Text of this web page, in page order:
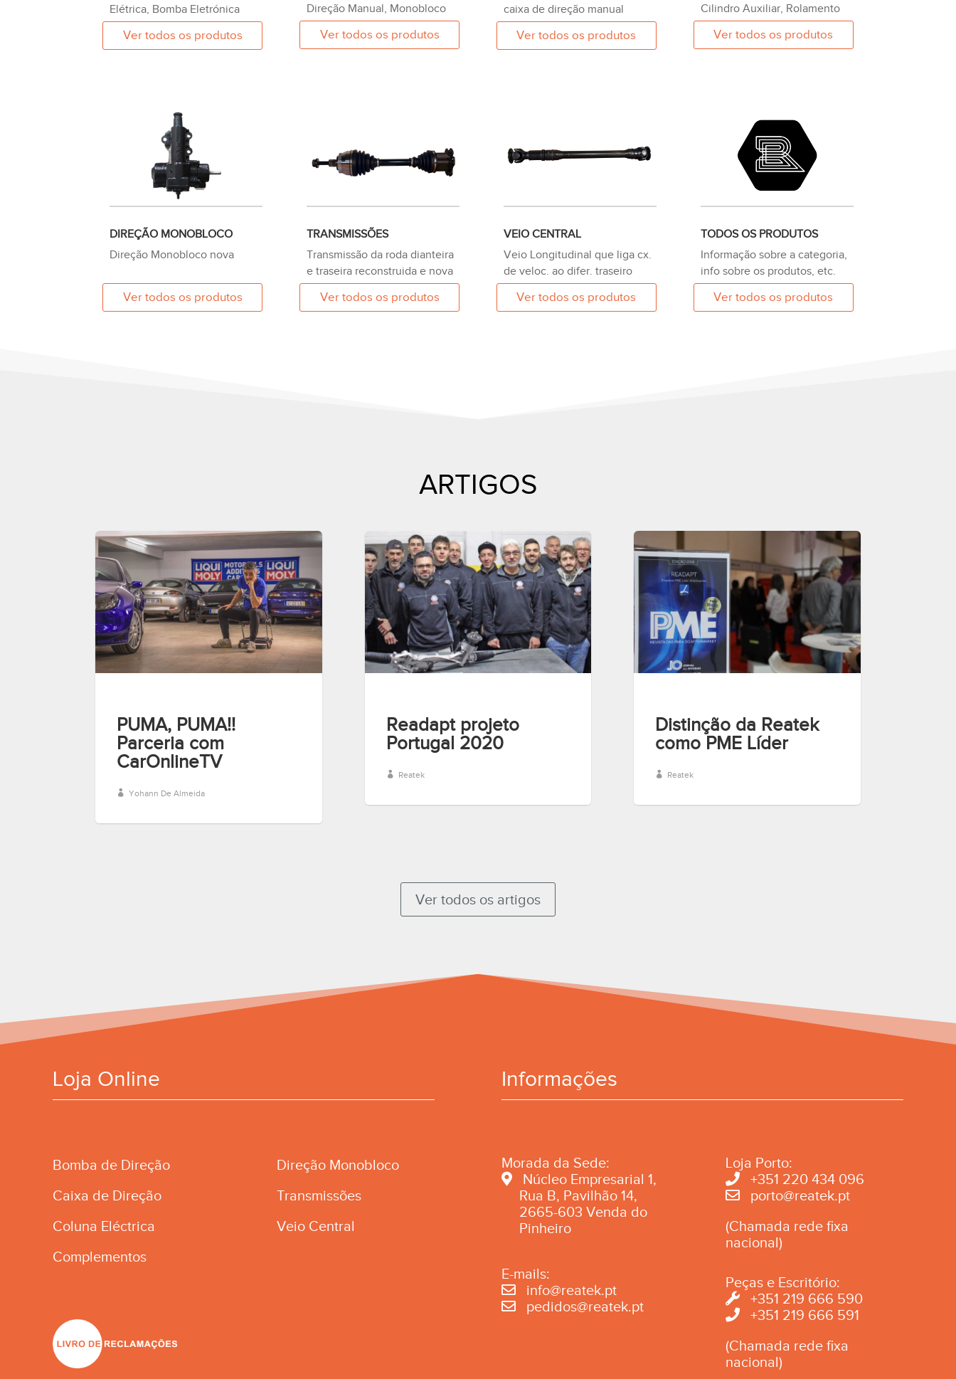
Elétrica, Bomba Eletrónica
Ver todos os produtos
Direção Manual, Monobloco
Ver todos os produtos
caixa de direção manual
Ver todos os produtos
Cilindro Auxiliar, Rolamento
Ver todos os produtos
DIREÇÃO MONOBLOCO
Direção Monobloco nova‎ ‎ ‎ ‎ ‎ ‎ ‎ ‎ ‎ ‎
Ver todos os produtos
TRANSMISSÕES
Transmissão da roda dianteira
e traseira reconstruida e nova
Ver todos os produtos
VEIO CENTRAL
Veio Longitudinal que liga cx.
de veloc. ao difer. traseiro
Ver todos os produtos
TODOS OS PRODUTOS
Informação sobre a categoria,
info sobre os produtos, etc.
Ver todos os produtos
ARTIGOS
PUMA, PUMA!!
Parceria com
CarOnlineTV
Yohann De Almeida
Readapt projeto
Portugal 2020
Reatek
Distinção da Reatek
como PME Líder
Reatek
Ver todos os artigos
Loja Online Informações
Bomba de Direção
Caixa de Direção
Coluna Eléctrica
Complementos
Direção Monobloco
Transmissões
Veio Central
Morada da Sede:
Núcleo Empresarial 1,
Rua B, Pavilhão 14,
2665-603 Venda do
Pinheiro
E-mails:
info@reatek.pt
pedidos@reatek.pt
Loja Porto:
+351 220 434 096
porto@reatek.pt
(Chamada rede fixa
nacional)
Peças e Escritório:
+351 219 666 590
+351 219 666 591
(Chamada rede fixa
nacional)